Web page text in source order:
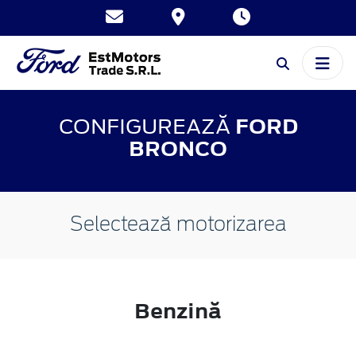
CONFIGUREAZĂ FORD
BRONCO
Selectează motorizarea
Benzină